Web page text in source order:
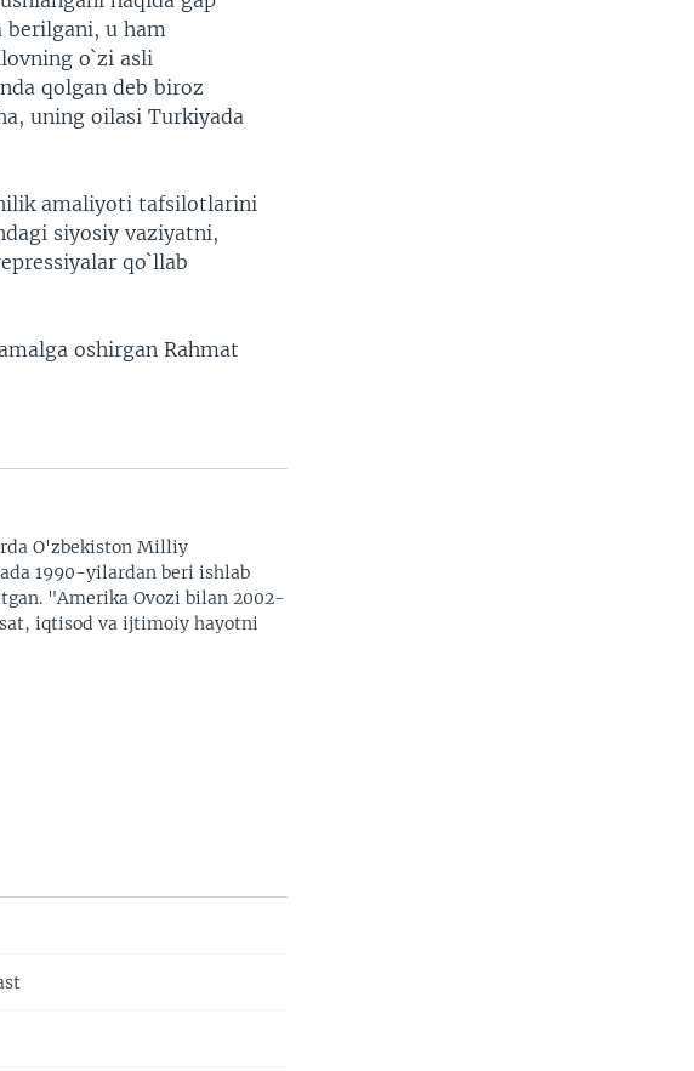
berilgani, u ham
o`zi asli
qolgan deb biroz
uning oilasi Turkiyada
amaliyoti tafsilotlarini
siyosiy vaziyatni,
qo`llab
oshirgan Rahmat
O'zbekiston Milliy
1990-yilardan beri ishlab
"Amerika Ovozi bilan 2002-
iqtisod va ijtimoiy hayotni